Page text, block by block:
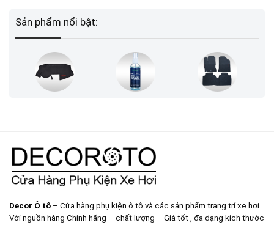
Sản phẩm nổi bật:
Decor Ô tô – Cửa hàng phụ kiện ô tô và các sản phẩm trang trí xe hơi.
Với nguồn hàng Chính hãng – chất lượng – Giá tốt , đa dạng kích thước